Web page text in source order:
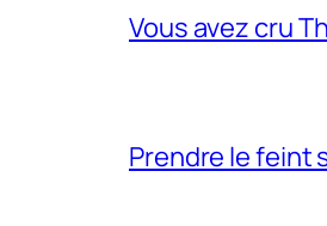
Vous avez cru
Prendre le feint